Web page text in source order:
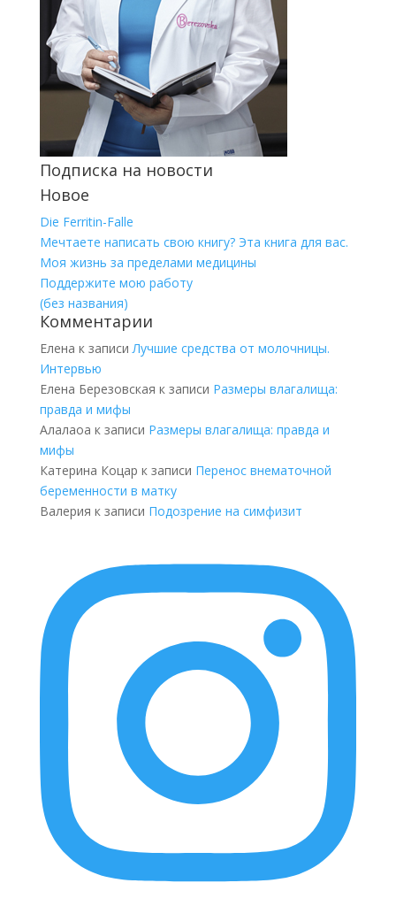
Подписка на новости
Новое
Die Ferritin-Falle
Мечтаете написать свою книгу? Эта книга для вас.
Моя жизнь за пределами медицины
Поддержите мою работу
(без названия)
Комментарии
Елена к записиЛучшие средства от молочницы.
Интервью
Елена Березовская к записи Размеры влагалища:
правда и мифы
Алалаоа к записи Размеры влагалища: правда и
мифы
Катерина Коцар к записи Перенос внематочной
беременности в матку
Валерия к записи Подозрение на симфизит